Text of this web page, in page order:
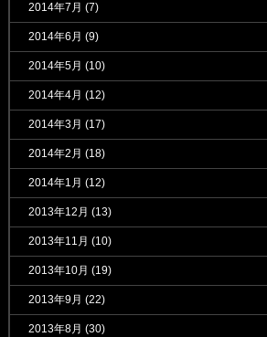
2014年7月 (7)
2014年6月 (9)
2014年5月 (10)
2014年4月 (12)
2014年3月 (17)
2014年2月 (18)
2014年1月 (12)
2013年12月 (13)
2013年11月 (10)
2013年10月 (19)
2013年9月 (22)
2013年8月 (30)